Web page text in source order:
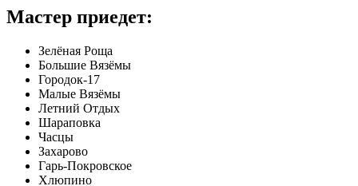
Мастер приедет:
Зелёная Роща
Большие Вязёмы
Городок-17
Малые Вязёмы
Летний Отдых
Шараповка
Часцы
Захарово
Гарь-Покровское
Хлюпино